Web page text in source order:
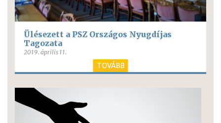
Ülésezett a PSZ Országos Nyugdíjas
Tagozata
2019. április 11.
TOVÁBB